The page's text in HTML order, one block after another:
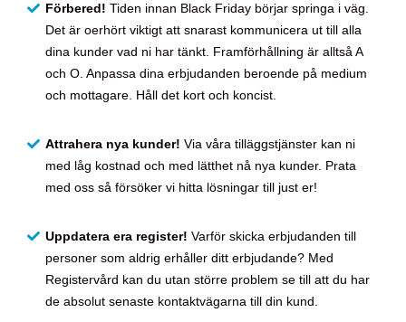
Förbered! Tiden innan Black Friday börjar springa i väg.
Det är oerhört viktigt att snarast kommunicera ut till alla
dina kunder vad ni har tänkt. Framförhållning är alltså A
och O. Anpassa dina erbjudanden beroende på medium
och mottagare. Håll det kort och koncist.
Attrahera nya kunder! Via våra tilläggstjänster kan ni
med låg kostnad och med lätthet nå nya kunder. Prata
med oss så försöker vi hitta lösningar till just er!
Uppdatera era register! Varför skicka erbjudanden till
personer som aldrig erhåller ditt erbjudande? Med
Registervård kan du utan större problem se till att du har
de absolut senaste kontaktvägarna till din kund.